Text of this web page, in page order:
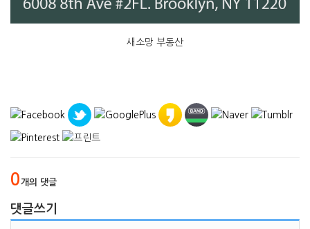
새소망 부동산
0개의 댓글
댓글쓰기